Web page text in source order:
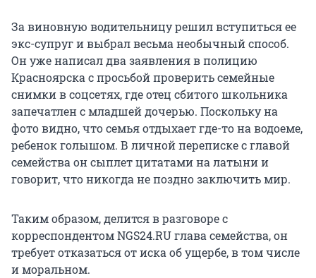
За виновную водительницу решил вступиться ее
экс-супруг и выбрал весьма необычный способ.
Он уже написал два заявления в полицию
Красноярска с просьбой проверить семейные
снимки в соцсетях, где отец сбитого школьника
запечатлен с младшей дочерью. Поскольку на
фото видно, что семья отдыхает где-то на водоеме,
ребенок голышом. В личной переписке с главой
семейства он сыплет цитатами на латыни и
говорит, что никогда не поздно заключить мир.
Таким образом, делится в разговоре с
корреспондентом NGS24.RU глава семейства, он
требует отказаться от иска об ущербе, в том числе
и моральном.